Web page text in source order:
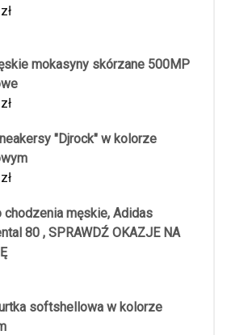
zł
mokasyny skórzane 500MP
zł
"Djrock" w kolorze
zł
chodzenia męskie, Adidas
80 , SPRAWDŹ OKAZJE NA
softshellowa w kolorze